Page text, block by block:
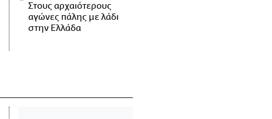
Στους αρχαιότερους
αγώνες πάλης με λάδι
στην Ελλάδα